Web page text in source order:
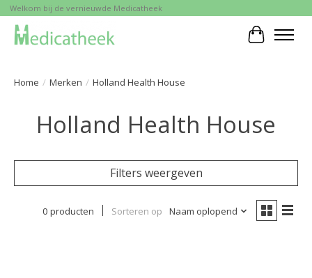
Welkom bij de vernieuwde Medicatheek
Home / Merken / Holland Health House
Holland Health House
Filters weergeven
0 producten Sorteren op Naam oplopend